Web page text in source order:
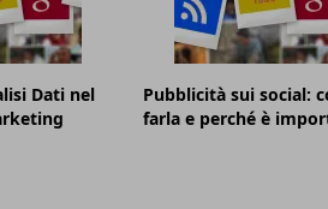
Dati nel
Pubblicità sui social:
farla e perché è